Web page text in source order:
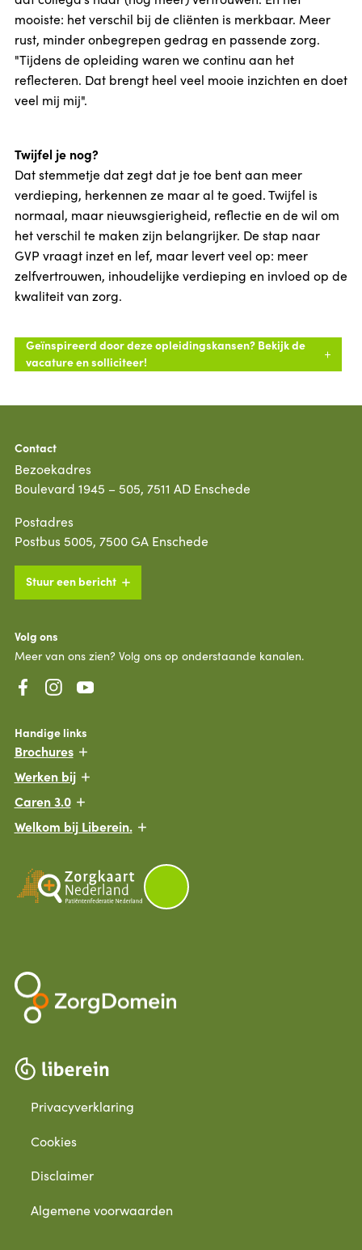
mooiste: het verschil bij de cliënten is merkbaar. Meer
rust, minder onbegrepen gedrag en passende zorg.
"Tijdens de opleiding waren we continu aan het
reflecteren. Dat brengt heel veel mooie inzichten en doet
veel mij mij".
Twijfel je nog?
Dat stemmetje dat zegt dat je toe bent aan meer
verdieping, herkennen ze maar al te goed. Twijfel is
normaal, maar nieuwsgierigheid, reflectie en de wil om
het verschil te maken zijn belangrijker. De stap naar
GVP vraagt inzet en lef, maar levert veel op: meer
zelfvertrouwen, inhoudelijke verdieping en invloed op de
kwaliteit van zorg.
Geïnspireerd door deze opleidingskansen? Bekijk de
vacature en solliciteer!
Contact
Bezoekadres
Boulevard 1945 – 505, 7511 AD Enschede
Postadres
Postbus 5005, 7500 GA Enschede
Stuur een bericht
Volg ons
Meer van ons zien? Volg ons op onderstaande kanalen.
Handige links
Brochures
Werken bij
Caren 3.0
Welkom bij Liberein.
Privacyverklaring
Cookies
Disclaimer
Algemene voorwaarden